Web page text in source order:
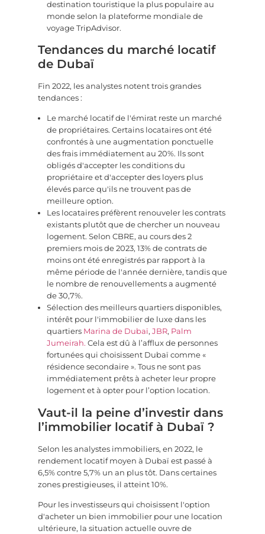
destination touristique la plus populaire au
monde selon la plateforme mondiale de
voyage TripAdvisor.
Tendances du marché locatif
de Dubaï
Fin 2022, les analystes notent trois grandes
tendances :
Le marché locatif de l'émirat reste un marché
de propriétaires. Certains locataires ont été
confrontés à une augmentation ponctuelle
des frais immédiatement au 20%. Ils sont
obligés d'accepter les conditions du
propriétaire et d'accepter des loyers plus
élevés parce qu'ils ne trouvent pas de
meilleure option.
Les locataires préfèrent renouveler les contrats
existants plutôt que de chercher un nouveau
logement. Selon CBRE, au cours des 2
premiers mois de 2023, 13% de contrats de
moins ont été enregistrés par rapport à la
même période de l'année dernière, tandis que
le nombre de renouvellements a augmenté
de 30,7%.
Sélection des meilleurs quartiers disponibles,
intérêt pour l'immobilier de luxe dans les
quartiers Marina de Dubaï, JBR, Palm
Jumeirah. Cela est dû à l’afflux de personnes
fortunées qui choisissent Dubaï comme «
résidence secondaire ». Tous ne sont pas
immédiatement prêts à acheter leur propre
logement et à opter pour l’option location.
Vaut-il la peine d’investir dans
l’immobilier locatif à Dubaï ?
Selon les analystes immobiliers, en 2022, le
rendement locatif moyen à Dubaï est passé à
6,5% contre 5,7% un an plus tôt. Dans certaines
zones prestigieuses, il atteint 10%.
Pour les investisseurs qui choisissent l'option
d'acheter un bien immobilier pour une location
ultérieure, la situation actuelle ouvre de